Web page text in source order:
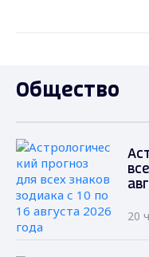
Общество
20